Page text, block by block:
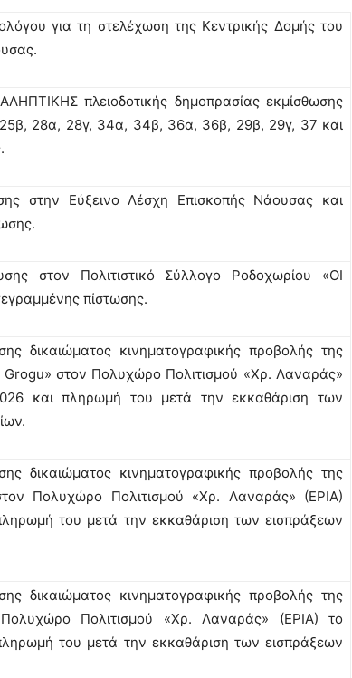
για τη στελέχωση της Κεντρικής Δομής του
πλειοδοτικής δημοπρασίας εκμίσθωσης
28α, 28γ, 34α, 34β, 36α, 36β, 29β, 29γ, 37 και
στην Εύξεινο Λέσχη Επισκοπής Νάουσας και
στον Πολιτιστικό Σύλλογο Ροδοχωρίου «ΟΙ
πίστωσης.
δικαιώματος κινηματογραφικής προβολής της
Grogu» στον Πολυχώρο Πολιτισμού «Χρ. Λαναράς»
και πληρωμή του μετά την εκκαθάριση των
δικαιώματος κινηματογραφικής προβολής της
Πολυχώρο Πολιτισμού «Χρ. Λαναράς» (ΕΡΙΑ)
του μετά την εκκαθάριση των εισπράξεων
δικαιώματος κινηματογραφικής προβολής της
Πολιτισμού «Χρ. Λαναράς» (ΕΡΙΑ) το
του μετά την εκκαθάριση των εισπράξεων